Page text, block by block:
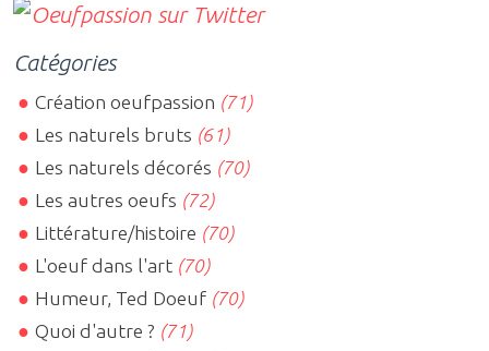
Catégories
Création oeufpassion (71)
Les naturels bruts (61)
Les naturels décorés (70)
Les autres oeufs (72)
Littérature/histoire (70)
L'oeuf dans l'art (70)
Humeur, Ted Doeuf (70)
Quoi d'autre ? (71)